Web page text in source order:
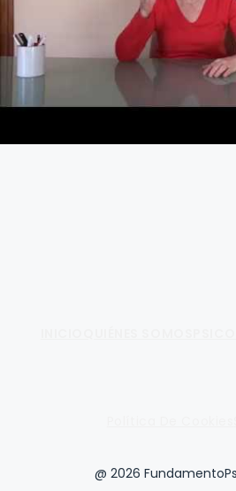
@ 2026